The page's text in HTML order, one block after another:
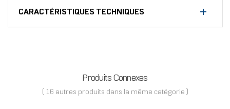
CARACTÉRISTIQUES TECHNIQUES
Produits Connexes
( 16 autres produits dans la même catégorie )